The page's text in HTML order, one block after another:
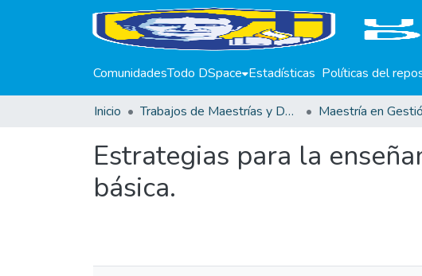
ComunidadesTodo DSpace Estadísticas Políticas del
Inicio Trabajos de Maestrías y Doctorados
Estrategias para la
básica.